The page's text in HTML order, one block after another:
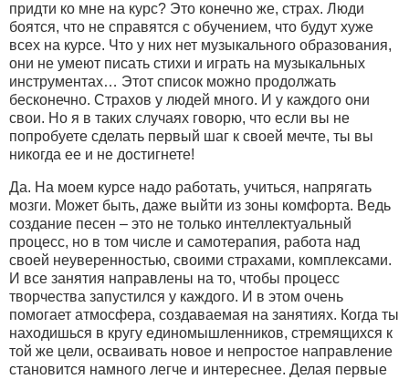
придти ко мне на курс? Это конечно же, страх. Люди
боятся, что не справятся с обучением, что будут хуже
всех на курсе. Что у них нет музыкального образования,
они не умеют писать стихи и играть на музыкальных
инструментах… Этот список можно продолжать
бесконечно. Страхов у людей много. И у каждого они
свои. Но я в таких случаях говорю, что если вы не
попробуете сделать первый шаг к своей мечте, ты вы
никогда ее и не достигнете!
Да. На моем курсе надо работать, учиться, напрягать
мозги. Может быть, даже выйти из зоны комфорта. Ведь
создание песен – это не только интеллектуальный
процесс, но в том числе и самотерапия, работа над
своей неуверенностью, своими страхами, комплексами.
И все занятия направлены на то, чтобы процесс
творчества запустился у каждого. И в этом очень
помогает атмосфера, создаваемая на занятиях. Когда ты
находишься в кругу единомышленников, стремящихся к
той же цели, осваивать новое и непростое направление
становится намного легче и интереснее. Делая первые